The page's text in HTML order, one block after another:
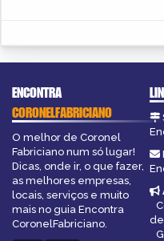
ENCONTRA
CORONELFABRICIANO
O melhor de Coronel
Fabriciano num só lugar!
Dicas, onde ir, o que fazer,
as melhores empresas,
locais, serviços e muito
mais no guia Encontra
CoronelFabriciano.